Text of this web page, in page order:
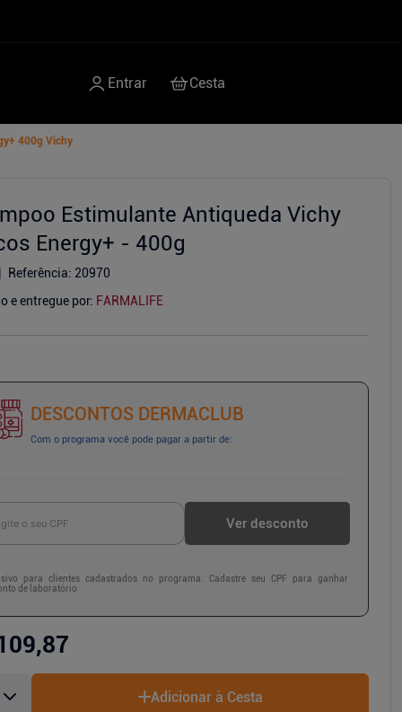
400g Vichy
Estimulante Antiqueda Vichy
Energy+ - 400g
Referência: 20970
e entregue por: FARMALIFE
DESCONTOS DERMACLUB
Com o programa você pode pagar a partir de:
Ver desconto
para clientes cadastrados no programa. Cadastre seu CPF para ganhar
de laboratório
Adicionar à Cesta